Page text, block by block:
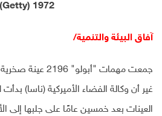
1972 (Getty)
آفاق البيئة والتنمية/
جمعت مهمات
غير أن وكالة الفضاء الأميركية (ناسا)
العينات بعد خمسين عامًا على جلبها إلى